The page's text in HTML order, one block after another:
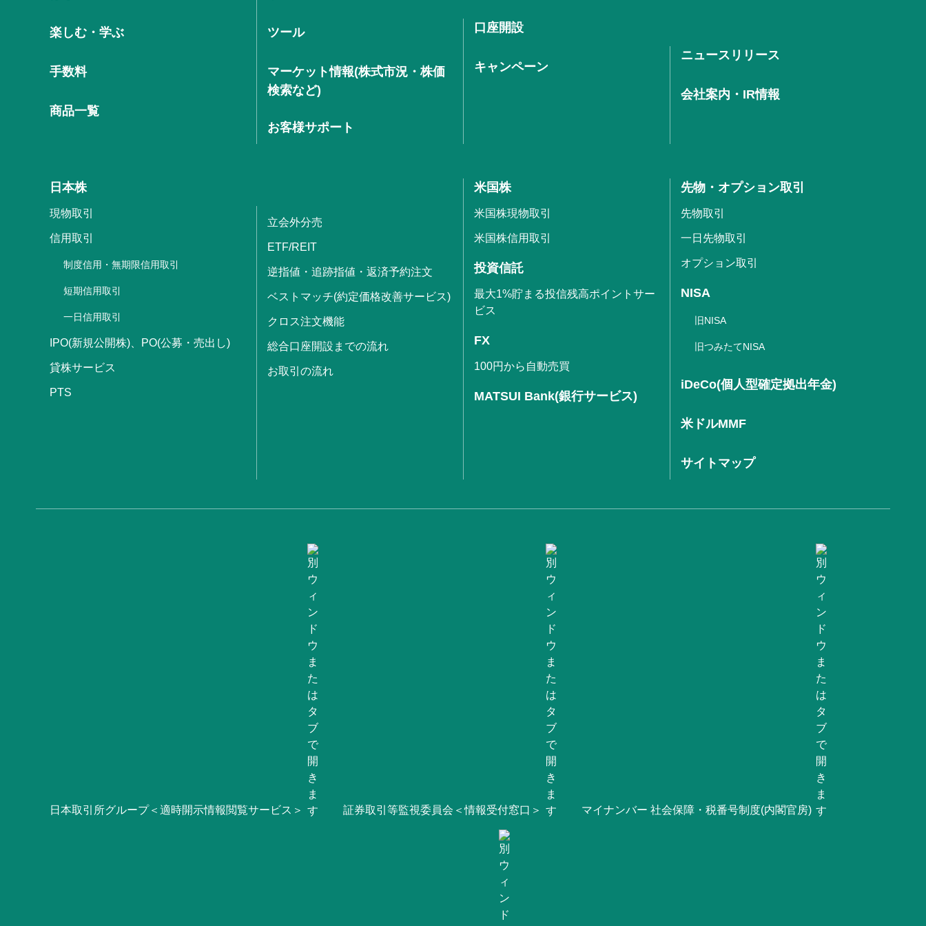
楽しむ・学ぶ
手数料
商品一覧
ツール
マーケット情報(株式市況・株価
検索など)
お客様サポート
口座開設
キャンペーン
ニュースリリース
会社案内・IR情報
日本株
現物取引
信用取引
制度信用・無期限信用取引
短期信用取引
一日信用取引
IPO(新規公開株)、PO(公募・売出し)
貸株サービス
PTS
立会外分売
ETF/REIT
逆指値・追跡指値・返済予約注文
ベストマッチ(約定価格改善サービス)
クロス注文機能
総合口座開設までの流れ
お取引の流れ
米国株
米国株現物取引
米国株信用取引
投資信託
最大1%貯まる投信残高ポイントサー
ビス
FX
100円から自動売買
MATSUI Bank(銀行サービス)
先物・オプション取引
先物取引
一日先物取引
オプション取引
NISA
旧NISA
旧つみたてNISA
iDeCo(個人型確定拠出年金)
米ドルMMF
サイトマップ
日本取引所グループ＜適時開示情報閲覧サービス＞ 証券取引等監視委員会＜情報受付窓口＞ マイナンバー 社会保障・税番号制度(内閣官房)